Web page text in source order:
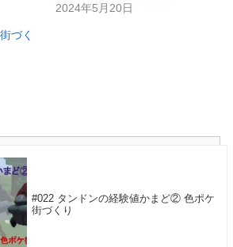
2024年5月20日
づく
#022 タンドンの経験値かまど② 色ポケ
街づくり